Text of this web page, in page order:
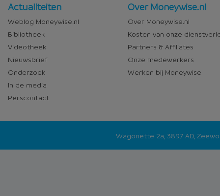
Nieuws
en
media
Actualiteiten
Weblog Moneywise.nl
Bibliotheek
Videotheek
Nieuwsbrief
Onderzoek
In de media
Perscontact
Over
Moneywise
Over Moneywise.nl
Over Moneywise.nl
Kosten van onze
Partners & Affiliates
Onze medewerkers
Werken bij Moneywise
Wagonette 2a, 3897 AD,